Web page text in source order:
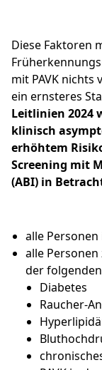
Diese Faktoren
mit PAVK nichts
ein ernsteres
Leitlinien 2024
klinisch
erhöhtem
Screening mit
(ABI) in
alle
alle
der
Diabetes
Raucher-